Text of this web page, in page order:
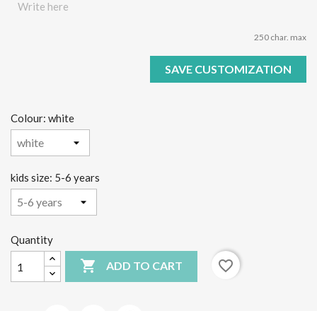
250 char. max
SAVE CUSTOMIZATION
Colour: white
kids size: 5-6 years
Quantity
 ADD TO CART favorite_border